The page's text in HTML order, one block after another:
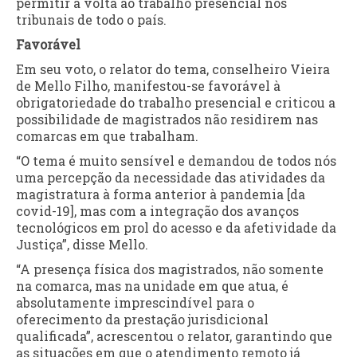
tribunais de todo o país.
Favorável
Em seu voto, o relator do tema, conselheiro Vieira
de Mello Filho, manifestou-se favorável à
obrigatoriedade do trabalho presencial e criticou a
possibilidade de magistrados não residirem nas
comarcas em que trabalham.
“O tema é muito sensível e demandou de todos nós
uma percepção da necessidade das atividades da
magistratura à forma anterior à pandemia [da
covid-19], mas com a integração dos avanços
tecnológicos em prol do acesso e da afetividade da
Justiça”, disse Mello.
“A presença física dos magistrados, não somente
na comarca, mas na unidade em que atua, é
absolutamente imprescindível para o
oferecimento da prestação jurisdicional
qualificada”, acrescentou o relator, garantindo que
as situações em que o atendimento remoto já